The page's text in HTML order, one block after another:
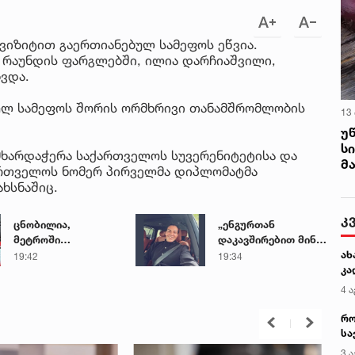
გაერთიანებულ სამეფოს ეწვია.
ფარგლებში, ილია დარჩიაშვილი,
სამეფოს შორის ორმხრივი თანამშრომლობის
საქართველოს სუვერენიტეტისა და
ნომერ პირველმა დიპლომატმა
ცნობილია,
მეტროში
გარდაცვლილი 21
19:42
„ენგურთან
დაკავშირებით მინდა
ვთქვა...“ - გოგა
19:34
13
4